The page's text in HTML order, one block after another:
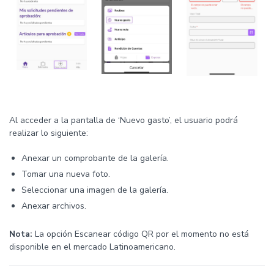
Al acceder a la pantalla de ‘Nuevo gasto’, el usuario podrá
realizar lo siguiente:
Anexar un comprobante de la galería.
Tomar una nueva foto.
Seleccionar una imagen de la galería.
Anexar archivos.
Nota: La opción Escanear código QR por el momento no está
disponible en el mercado Latinoamericano.